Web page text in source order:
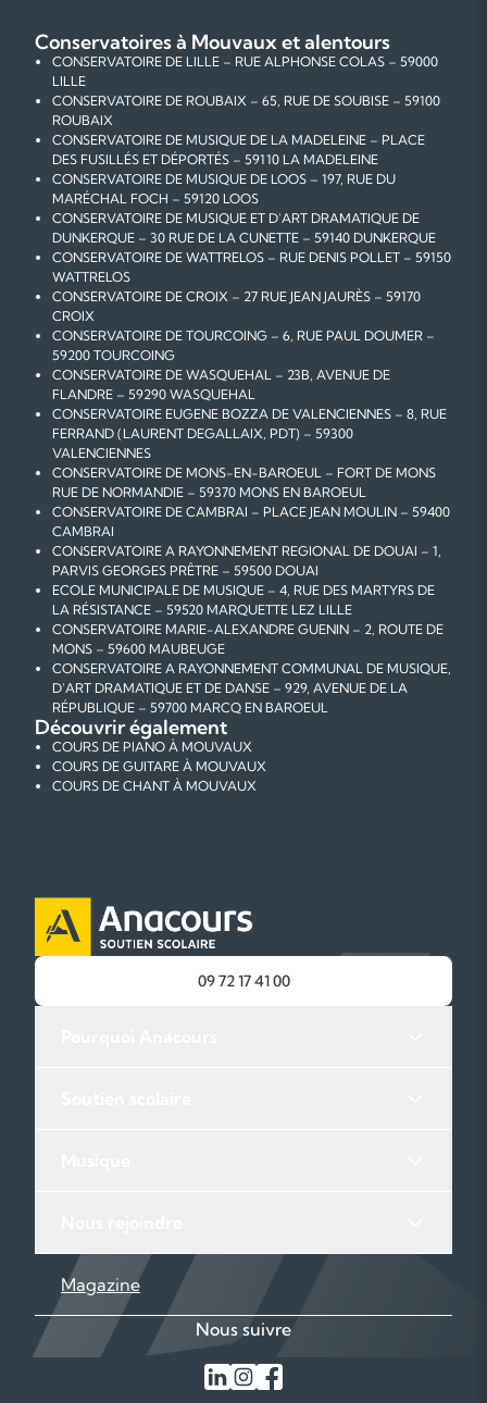
Conservatoires à Mouvaux et alentours
CONSERVATOIRE DE LILLE – RUE ALPHONSE COLAS – 59000
LILLE
CONSERVATOIRE DE ROUBAIX – 65, RUE DE SOUBISE – 59100
ROUBAIX
CONSERVATOIRE DE MUSIQUE DE LA MADELEINE – PLACE
DES FUSILLÉS ET DÉPORTÉS – 59110 LA MADELEINE
CONSERVATOIRE DE MUSIQUE DE LOOS – 197, RUE DU
MARÉCHAL FOCH – 59120 LOOS
CONSERVATOIRE DE MUSIQUE ET D'ART DRAMATIQUE DE
DUNKERQUE – 30 RUE DE LA CUNETTE – 59140 DUNKERQUE
CONSERVATOIRE DE WATTRELOS – RUE DENIS POLLET – 59150
WATTRELOS
CONSERVATOIRE DE CROIX – 27 RUE JEAN JAURÈS – 59170
CROIX
CONSERVATOIRE DE TOURCOING – 6, RUE PAUL DOUMER –
59200 TOURCOING
CONSERVATOIRE DE WASQUEHAL – 23B, AVENUE DE
FLANDRE – 59290 WASQUEHAL
CONSERVATOIRE EUGENE BOZZA DE VALENCIENNES – 8, RUE
FERRAND (LAURENT DEGALLAIX, PDT) – 59300
VALENCIENNES
CONSERVATOIRE DE MONS-EN-BAROEUL – FORT DE MONS
RUE DE NORMANDIE – 59370 MONS EN BAROEUL
CONSERVATOIRE DE CAMBRAI – PLACE JEAN MOULIN – 59400
CAMBRAI
CONSERVATOIRE A RAYONNEMENT REGIONAL DE DOUAI – 1,
PARVIS GEORGES PRÊTRE – 59500 DOUAI
ECOLE MUNICIPALE DE MUSIQUE – 4, RUE DES MARTYRS DE
LA RÉSISTANCE – 59520 MARQUETTE LEZ LILLE
CONSERVATOIRE MARIE-ALEXANDRE GUENIN – 2, ROUTE DE
MONS – 59600 MAUBEUGE
CONSERVATOIRE A RAYONNEMENT COMMUNAL DE MUSIQUE,
D'ART DRAMATIQUE ET DE DANSE – 929, AVENUE DE LA
RÉPUBLIQUE – 59700 MARCQ EN BAROEUL
Découvrir également
COURS DE PIANO À MOUVAUX
COURS DE GUITARE À MOUVAUX
COURS DE CHANT À MOUVAUX
09 72 17 41 00
Magazine
Nous suivre